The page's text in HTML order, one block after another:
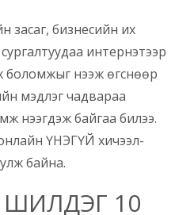
засаг, бизнесийн их
интернэтээр
боломжыг нээж өгснөөр
мэдлэг чадвараа
нээгдэж байгаа билээ.
ҮНЭГҮЙ хичээл-
байна.
ШИЛДЭГ 10